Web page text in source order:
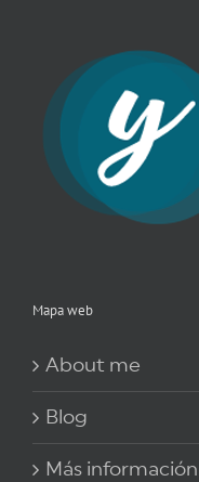
Mapa web
About me
Blog
Más